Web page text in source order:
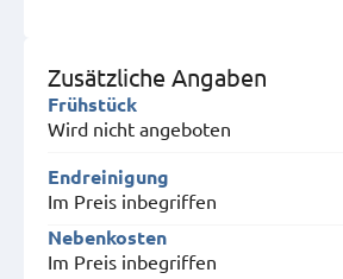
Zusätzliche Angaben
Frühstück
Wird nicht angeboten
Endreinigung
Im Preis inbegriffen
Nebenkosten
Im Preis inbegriffen